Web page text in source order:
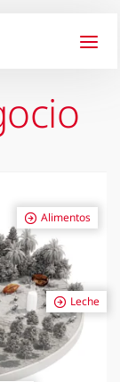
Alimentos
Leche